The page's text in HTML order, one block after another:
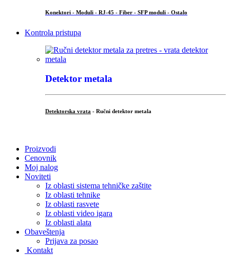
Konektori - Moduli - RJ-45 - Fiber - SFP moduli - Ostalo
Kontrola pristupa
Detektor metala
Detektorska vrata - Ručni detektor metala
Proizvodi
Cenovnik
Moj nalog
Noviteti
Iz oblasti sistema tehničke zaštite
Iz oblasti tehnike
Iz oblasti rasvete
Iz oblasti video igara
Iz oblasti alata
Obaveštenja
Prijava za posao
Kontakt